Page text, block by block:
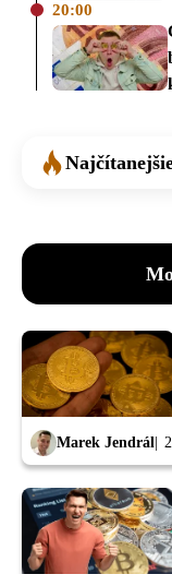
20:00
Marek Jendrál